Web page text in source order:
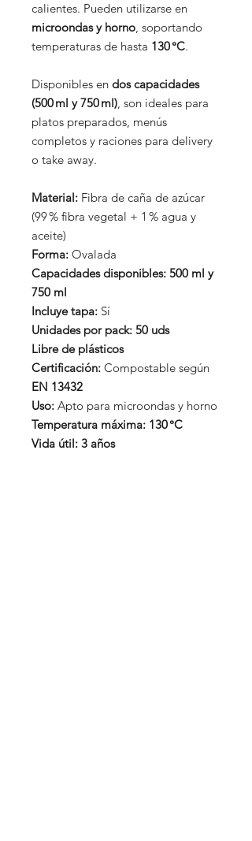
calientes. Pueden utilizarse en
microondas y horno, soportando
temperaturas de hasta 130 °C.
Disponibles en dos capacidades
(500 ml y 750 ml), son ideales para
platos preparados, menús
completos y raciones para delivery
o take away.
Material: Fibra de caña de azúcar
(99 % fibra vegetal + 1 % agua y
aceite)
Forma: Ovalada
Capacidades disponibles: 500 ml y
750 ml
Incluye tapa: Sí
Unidades por pack: 50 uds
Libre de plásticos
Certificación: Compostable según
EN 13432
Uso: Apto para microondas y horno
Temperatura máxima: 130 °C
Vida útil: 3 años